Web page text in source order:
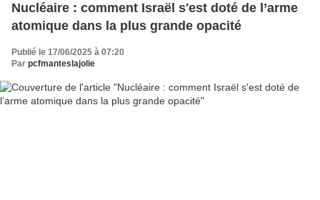
Nucléaire : comment Israël s'est doté de l’arme
atomique dans la plus grande opacité
Publié le 17/06/2025 à 07:20
Par pcfmanteslajolie